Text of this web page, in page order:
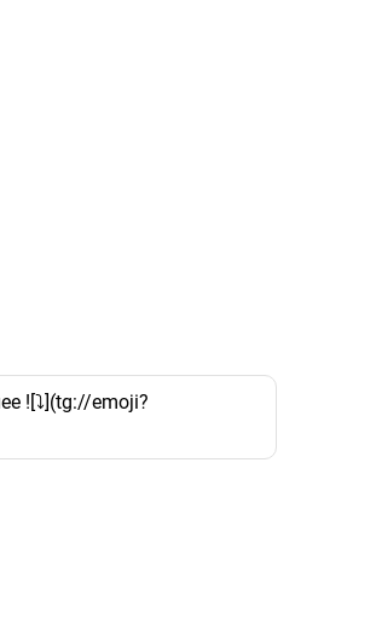
![⤵️](tg://emoji?